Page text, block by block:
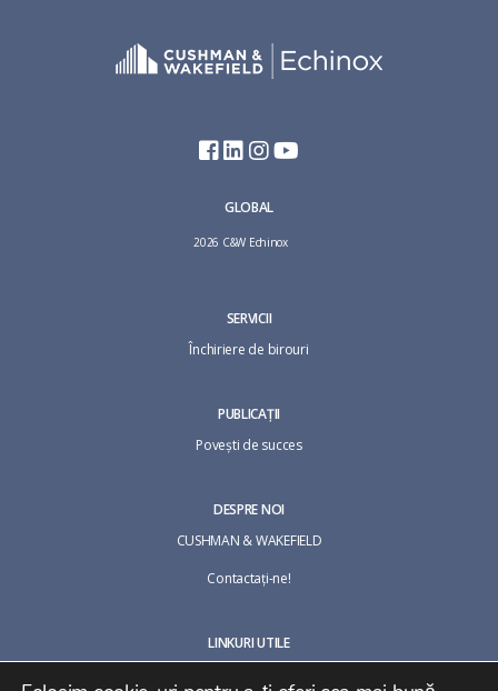
GLOBAL
2026 C&W Echinox
SERVICII
Închiriere de birouri
PUBLICAȚII
Povești de succes
DESPRE NOI
CUSHMAN & WAKEFIELD
Contactaţi-ne!
LINKURI UTILE